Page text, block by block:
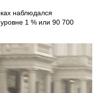
наблюдался
1 % или 90 700